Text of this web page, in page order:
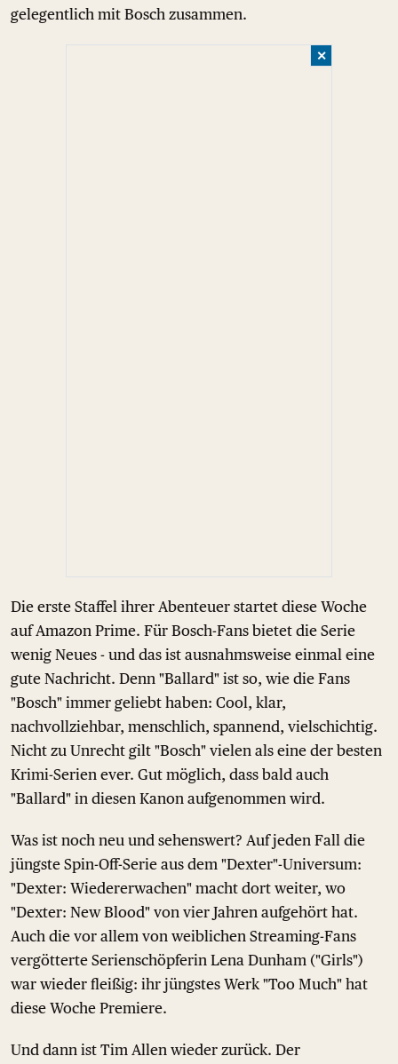
gelegentlich mit Bosch zusammen.
✕
Die erste Staffel ihrer Abenteuer startet diese Woche
auf Amazon Prime. Für Bosch-Fans bietet die Serie
wenig Neues - und das ist ausnahmsweise einmal eine
gute Nachricht. Denn "Ballard" ist so, wie die Fans
"Bosch" immer geliebt haben: Cool, klar,
nachvollziehbar, menschlich, spannend, vielschichtig.
Nicht zu Unrecht gilt "Bosch" vielen als eine der besten
Krimi-Serien ever. Gut möglich, dass bald auch
"Ballard" in diesen Kanon aufgenommen wird.
Was ist noch neu und sehenswert? Auf jeden Fall die
jüngste Spin-Off-Serie aus dem "Dexter"-Universum:
"Dexter: Wiedererwachen" macht dort weiter, wo
"Dexter: New Blood" von vier Jahren aufgehört hat.
Auch die vor allem von weiblichen Streaming-Fans
vergötterte Serienschöpferin Lena Dunham ("Girls")
war wieder fleißig: ihr jüngstes Werk "Too Much" hat
diese Woche Premiere.
Und dann ist Tim Allen wieder zurück. Der